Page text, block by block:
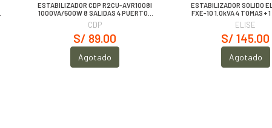
ESTABILIZADOR CDP R2CU-AVR1008I
1000VA/500W 8 SALIDAS 4 PUERTOS
USB
CDP
S/ 89.00
Agotado
ESTABILIZADOR SOLIDO
FXE-10 1.0kVA 4 TOMAS +
ELISE
S/ 145.00
Agotado